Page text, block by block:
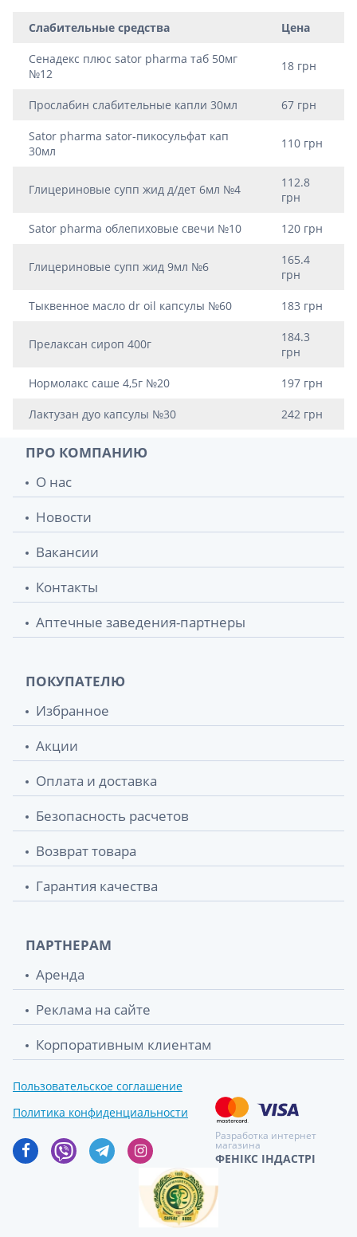
Слабительные средства Цена
Сенадекс плюс sator pharma таб 50мг
№12
18 грн
Прослабин слабительные капли 30мл 67 грн
Sator pharma sator-пикосульфат кап
30мл
110 грн
Глицериновые супп жид д/дет 6мл №4
112.8
грн
Sator pharma облепиховые свечи №10 120 грн
Глицериновые супп жид 9мл №6
165.4
грн
Тыквенное масло dr oil капсулы №60 183 грн
Прелаксан сироп 400г
184.3
грн
Нормолакс саше 4,5г №20 197 грн
Лактузан дуо капсулы №30 242 грн
ПРО КОМПАНИЮ
О нас
Новости
Вакансии
Контакты
Аптечные заведения-партнеры
ПОКУПАТЕЛЮ
Избранное
Акции
Оплата и доставка
Безопасность расчетов
Возврат товара
Гарантия качества
ПАРТНЕРАМ
Аренда
Реклама на сайте
Корпоративным клиентам
Пользовательское соглашение
Политика конфиденциальности
Разработка интернет
магазина
ФЕНІКС ІНДАСТРІ